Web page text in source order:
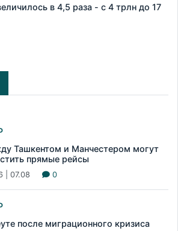
в 4,5 раза - с 4 трлн до 17
Ташкентом и Манчестером могут
прямые рейсы
| 07.08 0
после миграционного кризиса